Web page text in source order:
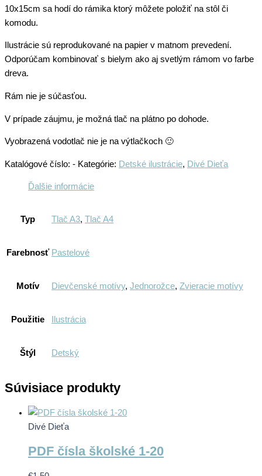
10x15cm sa hodí do rámika ktorý môžete položiť na stôl či
komodu.
Ilustrácie sú reprodukované na papier v matnom prevedení.
Odporúčam kombinovať s bielym ako aj svetlým rámom vo farbe
dreva.
Rám nie je súčasťou.
V prípade záujmu, je možná tlač na plátno po dohode.
Vyobrazená vodotlač nie je na výtlačkoch 🙂
Katalógové číslo: - Kategórie: Detské ilustrácie, Divé Dieťa
Ďalšie informácie
Typ Tlač A3, Tlač A4
Farebnosť Pastelové
Motív Dievčenské motívy, Jednorožce, Zvieracie motívy
Použitie Ilustrácia
Štýl Detský
Súvisiace produkty
Divé Dieťa
PDF čísla školské 1-20